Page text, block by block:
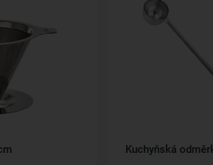
Kuchyňská